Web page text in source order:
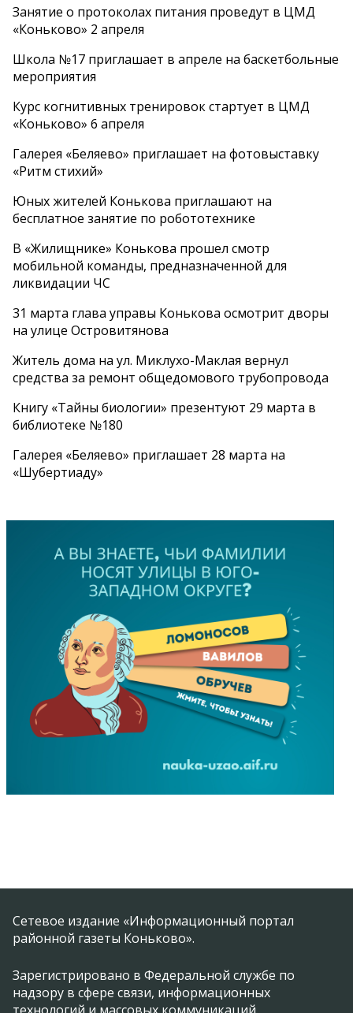
Занятие о протоколах питания проведут в ЦМД
«Коньково» 2 апреля
Школа №17 приглашает в апреле на баскетбольные
мероприятия
Курс когнитивных тренировок стартует в ЦМД
«Коньково» 6 апреля
Галерея «Беляево» приглашает на фотовыставку
«Ритм стихий»
Юных жителей Конькова приглашают на
бесплатное занятие по робототехнике
В «Жилищнике» Конькова прошел смотр
мобильной команды, предназначенной для
ликвидации ЧС
31 марта глава управы Конькова осмотрит дворы
на улице Островитянова
Житель дома на ул. Миклухо-Маклая вернул
средства за ремонт общедомового трубопровода
Книгу «Тайны биологии» презентуют 29 марта в
библиотеке №180
Галерея «Беляево» приглашает 28 марта на
«Шубертиаду»
Сетевое издание «Информационный портал
районной газеты Коньково».
Зарегистрировано в Федеральной службе по
надзору в сфере связи, информационных